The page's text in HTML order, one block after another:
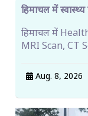
हिमाचल में
हिमाचल में
MRI Scan, CT
Aug. 8, 2026